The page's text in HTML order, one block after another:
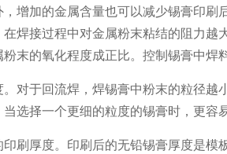
增加的金属含量也可以减少锡膏印刷
焊接过程中对金属粉末粘结的阻力
末的氧化程度成正比。控制锡膏中焊
对于回流焊，焊锡膏中粉末的粒径
选择一个更细的粒度的锡膏时，更容
刷厚度。印刷后的无铅锡膏厚度是